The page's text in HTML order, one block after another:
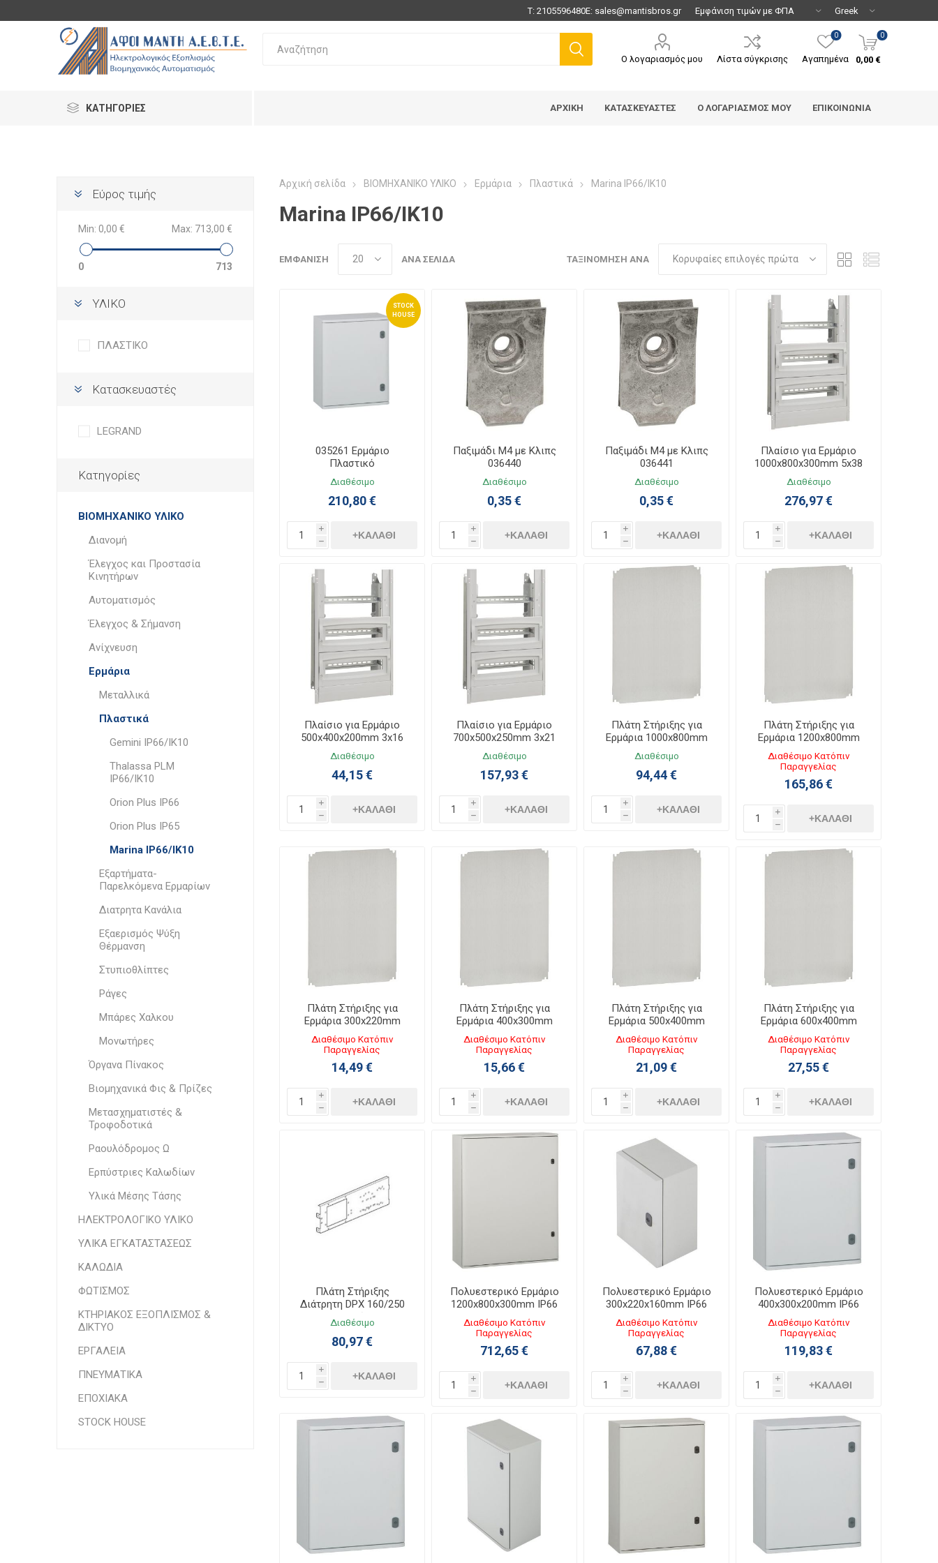
Τ:2105596480E: sales@mantisbros.gr
Ο λογαριασμός μου Λίστα σύγκρισης Αγαπημένα
0 0
0,00 €
ΚΑΤΗΓΟΡΊΕΣ ΑΡΧΙΚΉ ΚΑΤΑΣΚΕΥΑΣΤΈΣ Ο ΛΟΓΑΡΙΑΣΜΌΣ ΜΟΥ ΕΠΙΚΟΙΝΩΝΊΑ
Εύρος τιμής
Min: 0,00 € Max: 713,00 €
0 713
ΥΛΙΚΟ
ΠΛΑΣΤΙΚΟ
Κατασκευαστές
LEGRAND
Κατηγορίες
ΒΙΟΜΗΧΑΝΙΚΟ ΥΛΙΚΟ
Διανομή
Έλεγχος και Προστασία
Κινητήρων
Αυτοματισμός
Έλεγχος & Σήμανση
Ανίχνευση
Ερμάρια
Μεταλλικά
Πλαστικά
Gemini IP66/IK10
Thalassa PLM
IP66/IK10
Orion Plus IP66
Orion Plus IP65
Marina IP66/IK10
Εξαρτήματα-
Παρελκόμενα Ερμαρίων
Διατρητα Κανάλια
Εξαερισμός Ψύξη
Θέρμανση
Στυπιοθλίπτες
Ράγες
Μπάρες Χαλκου
Μονωτήρες
Όργανα Πίνακος
Βιομηχανικά Φις & Πρίζες
Μετασχηματιστές &
Τροφοδοτικά
Ραουλόδρομος Ω
Ερπύστριες Καλωδίων
Υλικά Μέσης Τάσης
ΗΛΕΚΤΡΟΛΟΓΙΚΟ ΥΛΙΚΟ
ΥΛΙΚΑ ΕΓΚΑΤΑΣΤΑΣΕΩΣ
ΚΑΛΩΔΙΑ
ΦΩΤΙΣΜΟΣ
ΚΤΗΡΙΑΚΟΣ ΕΞΟΠΛΙΣΜΟΣ &
ΔΙΚΤΥΟ
ΕΡΓΑΛΕΙΑ
ΠΝΕΥΜΑΤΙΚΑ
ΕΠΟΧΙΑΚΑ
STOCK HOUSE
Αρχική σελίδα ΒΙΟΜΗΧΑΝΙΚΟ ΥΛΙΚΟ Ερμάρια Πλαστικά Marina IP66/IK10
Marina IP66/IK10
ΤΑΞΙΝΌΜΗΣΗ ΑΝΆ
ΕΜΦΆΝΙΣΗ ΑΝΆ ΣΕΛΊΔΑ
STOCK
HOUSE
035261 Ερμάριο
Πλαστικό
Υ828ΧΠ618ΧΒ300 IP65
IK10Marina Χωρίς Πλάτη
Διαθέσιμο
210,80 €
i
h
+ΚΑΛΆΘΙ
Παξιμάδι Μ4 με Κλιπς
036440
Διαθέσιμο
0,35 €
i
h
+ΚΑΛΆΘΙ
Παξιμάδι Μ4 με Κλιπς
036441
Διαθέσιμο
0,35 €
i
h
+ΚΑΛΆΘΙ
Πλαίσιο για Ερμάριο
1000x800x300mm 5x38
036109
Διαθέσιμο
276,97 €
i
h
+ΚΑΛΆΘΙ
Πλαίσιο για Ερμάριο
500x400x200mm 3x16
036102
Διαθέσιμο
44,15 €
i
h
+ΚΑΛΆΘΙ
Πλαίσιο για Ερμάριο
700x500x250mm 3x21
036105
Διαθέσιμο
157,93 €
i
h
+ΚΑΛΆΘΙ
Πλάτη Στήριξης για
Ερμάρια 1000x800mm
036061
Διαθέσιμο
94,44 €
i
h
+ΚΑΛΆΘΙ
Πλάτη Στήριξης για
Ερμάρια 1200x800mm
036064
Διαθέσιμο Κατόπιν
Παραγγελίας
165,86 €
i
h
+ΚΑΛΆΘΙ
Πλάτη Στήριξης για
Ερμάρια 300x220mm
036049
Διαθέσιμο Κατόπιν
Παραγγελίας
14,49 €
i
h
+ΚΑΛΆΘΙ
Πλάτη Στήριξης για
Ερμάρια 400x300mm
036052
Διαθέσιμο Κατόπιν
Παραγγελίας
15,66 €
i
h
+ΚΑΛΆΘΙ
Πλάτη Στήριξης για
Ερμάρια 500x400mm
036055
Διαθέσιμο Κατόπιν
Παραγγελίας
21,09 €
i
h
+ΚΑΛΆΘΙ
Πλάτη Στήριξης για
Ερμάρια 600x400mm
036056
Διαθέσιμο Κατόπιν
Παραγγελίας
27,55 €
i
h
+ΚΑΛΆΘΙ
Πλάτη Στήριξης
Διάτρητη DPX 160/250
για Ερμάριο
1000/1200x800mm
036045
Διαθέσιμο
80,97 €
i
h
+ΚΑΛΆΘΙ
Πολυεστερικό Ερμάριο
1200x800x300mm IP66
Marina 036264
Διαθέσιμο Κατόπιν
Παραγγελίας
712,65 €
i
h
+ΚΑΛΆΘΙ
Πολυεστερικό Ερμάριο
300x220x160mm IP66
Marina 036250
Διαθέσιμο Κατόπιν
Παραγγελίας
67,88 €
i
h
+ΚΑΛΆΘΙ
Πολυεστερικό Ερμάριο
400x300x200mm IP66
Marina 036251
Διαθέσιμο Κατόπιν
Παραγγελίας
119,83 €
i
h
+ΚΑΛΆΘΙ